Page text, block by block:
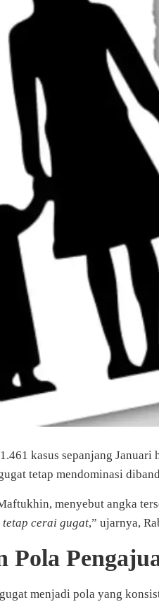
kasus sepanjang
tetap mendominasi
menyebut angka
cerai gugat,” ujarnya,
Pola
menjadi pola yang